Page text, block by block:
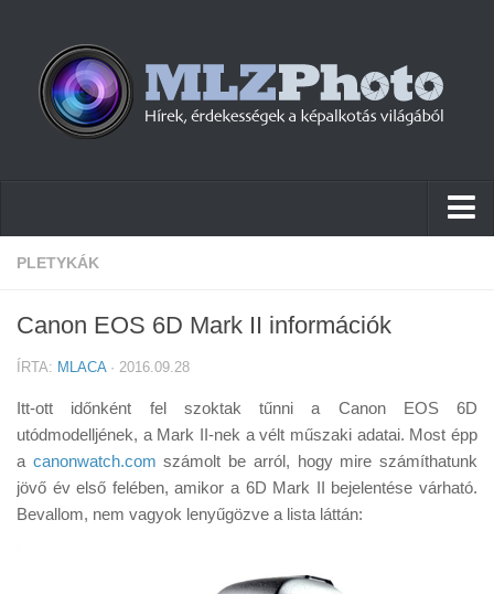
Hírek
Cikkek
Firmware
Tudástár
PLETYKÁK
Canon EOS 6D Mark II információk
ÍRTA: MLACA· 2016.09.28
Itt-ott időnként fel szoktak tűnni a Canon EOS 6D
utódmodelljének, a Mark II-nek a vélt műszaki adatai. Most épp
a canonwatch.com számolt be arról, hogy mire számíthatunk
jövő év első felében, amikor a 6D Mark II bejelentése várható.
Bevallom, nem vagyok lenyűgözve a lista láttán: